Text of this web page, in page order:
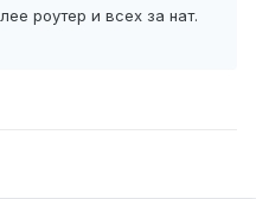
роутер и всех за нат.